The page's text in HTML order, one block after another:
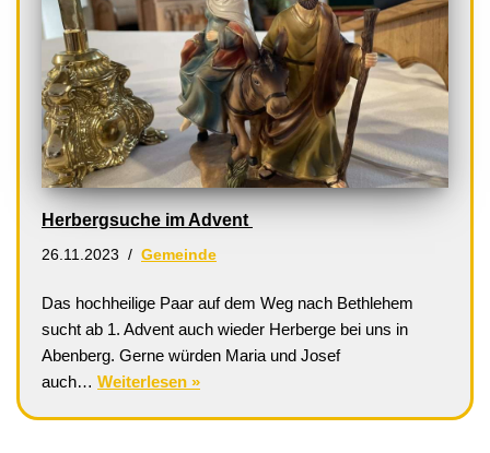
Herbergsuche im Advent
26.11.2023 Gemeinde
Das hochheilige Paar auf dem Weg nach Bethlehem
sucht ab 1. Advent auch wieder Herberge bei uns in
Abenberg. Gerne würden Maria und Josef
auch… Weiterlesen »